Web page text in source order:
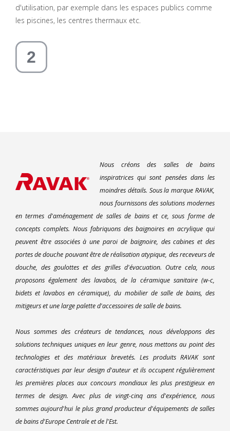
d'utilisation, par exemple dans les espaces publics comme
les piscines, les centres thermaux etc.
Nous créons des salles de bains
inspiratrices qui sont pensées dans les
moindres détails. Sous la marque RAVAK,
nous fournissons des solutions modernes
en termes d'aménagement de salles de bains et ce, sous forme de
concepts complets. Nous fabriquons des baignoires en acrylique qui
peuvent être associées à une paroi de baignoire, des cabines et des
portes de douche pouvant être de réalisation atypique, des receveurs de
douche, des goulottes et des grilles d'évacuation. Outre cela, nous
proposons également des lavabos, de la céramique sanitaire (w-c,
bidets et lavabos en céramique), du mobilier de salle de bains, des
mitigeurs et une large palette d'accessoires de salle de bains.
Nous sommes des créateurs de tendances, nous développons des
solutions techniques uniques en leur genre, nous mettons au point des
technologies et des matériaux brevetés. Les produits RAVAK sont
caractéristiques par leur design d'auteur et ils occupent régulièrement
les premières places aux concours mondiaux les plus prestigieux en
termes de design. Avec plus de vingt-cinq ans d'expérience, nous
sommes aujourd'hui le plus grand producteur d'équipements de salles
de bains d'Europe Centrale et de l'Est.